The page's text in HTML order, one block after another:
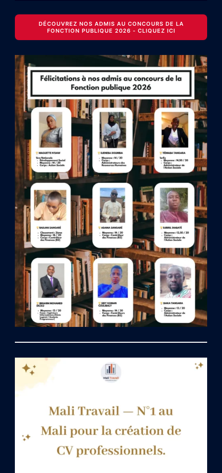
DÉCOUVREZ NOS ADMIS AU CONCOURS DE LA
FONCTION PUBLIQUE 2026 - CLIQUEZ ICI